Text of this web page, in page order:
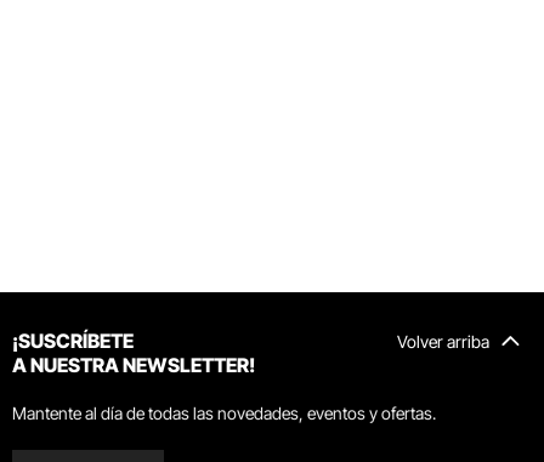
Volver arriba
¡SUSCRÍBETE
A NUESTRA NEWSLETTER!
Mantente al día de todas las novedades, eventos y ofertas.